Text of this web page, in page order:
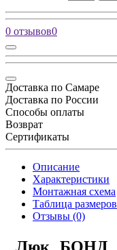
0 отзывов0
Доставка по Самаре
Доставка по России
Способы оплаты
Возврат
Сертификаты
Описание
Характеристики
Монтажная схема
Таблица размеров
Отзывы (0)
Люк БОНД